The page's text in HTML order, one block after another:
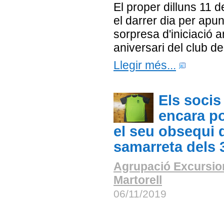
El proper dilluns 11
el darrer dia per
sorpresa d'iniciació
aniversari del club
Llegir més...
Els socis
encara
el seu obsequi
samarreta dels
Agrupació
Martorell
06/11/2019